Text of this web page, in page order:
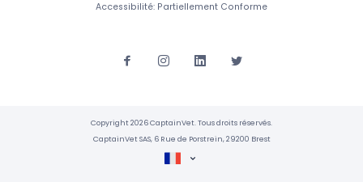
Accessibilité: Partiellement Conforme
Copyright 2026 CaptainVet. Tous droits réservés.
CaptainVet SAS, 6 Rue de Porstrein, 29200 Brest